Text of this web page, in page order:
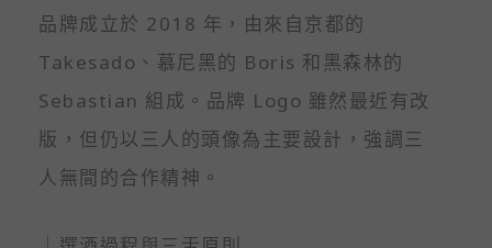
品牌成立於 2018 年，由來自京都的
Takesado、慕尼黑的 Boris 和黑森林的
Sebastian 組成。品牌 Logo 雖然最近有改
版，但仍以三人的頭像為主要設計，強調三
人無間的合作精神。